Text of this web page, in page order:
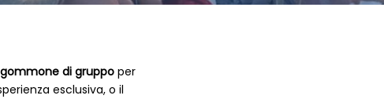
di gruppoper
esclusiva, o il